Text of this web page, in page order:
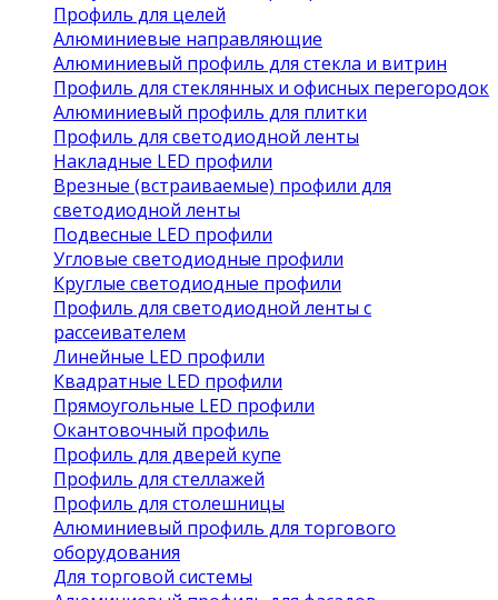
Профиль для целей
Алюминиевые направляющие
Алюминиевый профиль для стекла и витрин
Профиль для стеклянных и офисных перегородок
Алюминиевый профиль для плитки
Профиль для светодиодной ленты
Накладные LED профили
Врезные (встраиваемые) профили для
светодиодной ленты
Подвесные LED профили
Угловые светодиодные профили
Круглые светодиодные профили
Профиль для светодиодной ленты с
рассеивателем
Линейные LED профили
Квадратные LED профили
Прямоугольные LED профили
Окантовочный профиль
Профиль для дверей купе
Профиль для стеллажей
Профиль для столешницы
Алюминиевый профиль для торгового
оборудования
Для торговой системы